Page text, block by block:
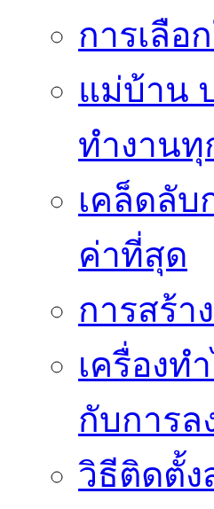
การเลือ
แม่บ้าน
ทำงานทุ
เคล็ดลับ
ค่าที่สุด
การสร้
เครื่องท
กับการล
วิธีติดตั้ง